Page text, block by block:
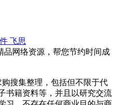
飞思
品网络资源，帮您节约时间成
搜集整理，包括但不限于代
书籍资料等，并且以研究交流